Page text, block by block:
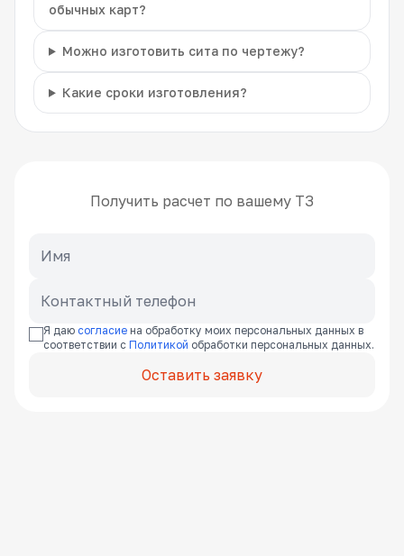
обычных карт?
Можно изготовить сита по чертежу?
Какие сроки изготовления?
Получить расчет по вашему ТЗ
Я даю согласие на обработку моих персональных данных в
соответствии с Политикой обработки персональных данных.
Оставить заявку